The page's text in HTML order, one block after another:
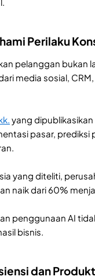
Perilaku
pelanggan
media sosial,
yang dipublikasikan
pasar,
yang diteliti,
naik dari 60%
penggunaan AI
bisnis.
dan